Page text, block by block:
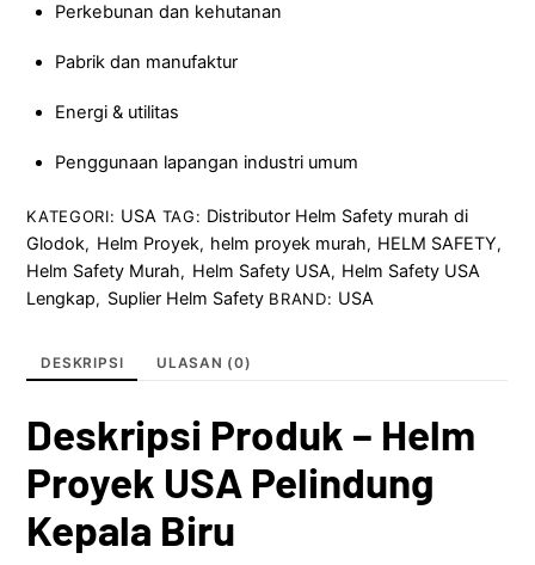
Perkebunan dan kehutanan
Pabrik dan manufaktur
Energi & utilitas
Penggunaan lapangan industri umum
KATEGORI: USA TAG: Distributor Helm Safety murah di
Glodok, Helm Proyek, helm proyek murah, HELM SAFETY,
Helm Safety Murah, Helm Safety USA, Helm Safety USA
Lengkap, Suplier Helm Safety BRAND: USA
DESKRIPSI ULASAN (0)
Deskripsi Produk – Helm
Proyek USA Pelindung
Kepala Biru